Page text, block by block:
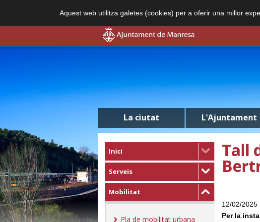
Aquest web utilitza galetes (cookies) per a oferir una millor
La ciutat L'Ajuntament
Inici
Serveis
Mobilitat
Pla de mobilitat urbana
Tall
12/02/2025
Per la